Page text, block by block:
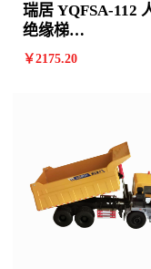
瑞居 YQFSA-112 人字
绝缘梯
3390*765*2265mm
￥2175.20